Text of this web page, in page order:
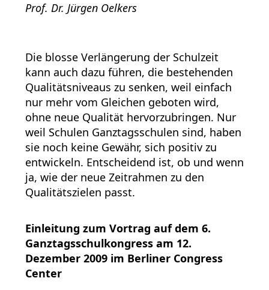
Prof. Dr. Jürgen Oelkers
Die blosse Verlängerung der Schulzeit
kann auch dazu führen, die bestehenden
Qualitätsniveaus zu senken, weil einfach
nur mehr vom Gleichen geboten wird,
ohne neue Qualität hervorzubringen. Nur
weil Schulen Ganztagsschulen sind, haben
sie noch keine Gewähr, sich positiv zu
entwickeln. Entscheidend ist, ob und wenn
ja, wie der neue Zeitrahmen zu den
Qualitätszielen passt.
Einleitung zum Vortrag auf dem 6.
Ganztagsschulkongress am 12.
Dezember 2009 im Berliner Congress
Center